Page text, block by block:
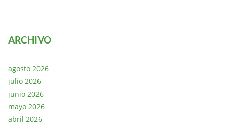
ARCHIVO
agosto 2026
julio 2026
junio 2026
mayo 2026
abril 2026